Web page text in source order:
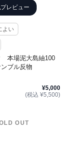
プレビュー
よい
本場泥大島紬100
ブル反物
¥5,000
(税込 ¥5,500)
OUT